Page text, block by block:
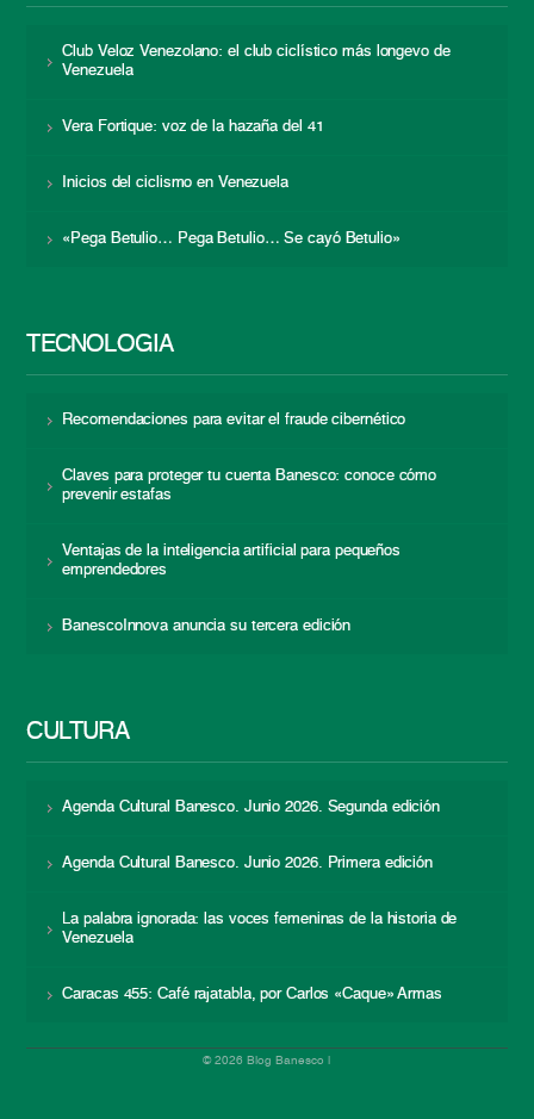
Club Veloz Venezolano: el club ciclístico más longevo de
Venezuela
Vera Fortique: voz de la hazaña del 41
Inicios del ciclismo en Venezuela
«Pega Betulio… Pega Betulio… Se cayó Betulio»
TECNOLOGÍA
Recomendaciones para evitar el fraude cibernético
Claves para proteger tu cuenta Banesco: conoce cómo
prevenir estafas
Ventajas de la inteligencia artificial para pequeños
emprendedores
BanescoInnova anuncia su tercera edición
CULTURA
Agenda Cultural Banesco. Junio 2026. Segunda edición
Agenda Cultural Banesco. Junio 2026. Primera edición
La palabra ignorada: las voces femeninas de la historia de
Venezuela
Caracas 455: Café rajatabla, por Carlos «Caque» Armas
© 2026 Blog Banesco |